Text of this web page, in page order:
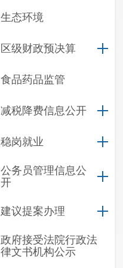
生态环境
区级财政预决算
食品药品监管
减税降费信息公开
稳岗就业
公务员管理信息公
开
建议提案办理
政府接受法院行政法
律文书机构公示